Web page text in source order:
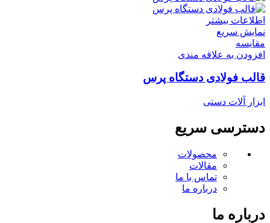
اطلاعات بیشتر
نمایش سریع
مقايسه
افزودن به علاقه مندی
قالب فولادی دستگاه پرس
ابزار آلات دستی
دسترسی سریع
محصولات
مقالات
تماس با ما
درباره ما
درباره ما